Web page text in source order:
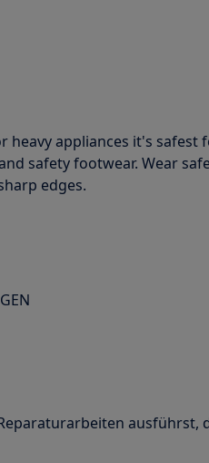
heavy appliances it's safest
safety footwear. Wear
edges.
ausführst,